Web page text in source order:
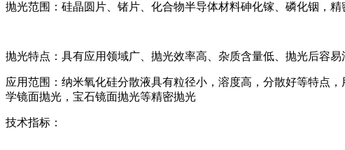
抛光范围：硅晶圆片、锗片、化合物半导体材料砷化镓、磷化铟，
抛光特点：具有应用领域广、抛光效率高、杂质含量低、抛光后容
应用范围：纳米氧化硅分散液具有粒径小，溶度高，分散好等特点
学镜面抛光，宝石镜面抛光等精密抛光
技术指标：